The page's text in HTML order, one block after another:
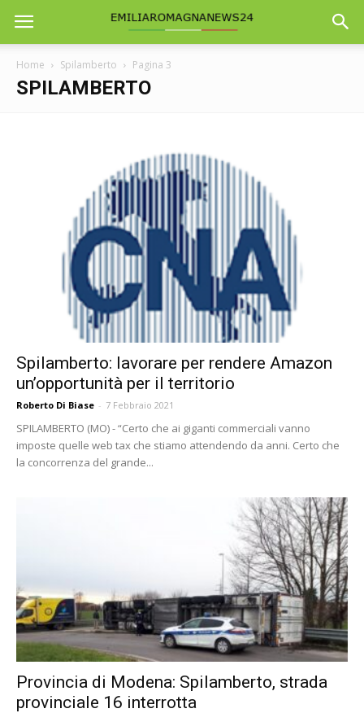
Home Spilamberto Pagina 3
SPILAMBERTO
Spilamberto: lavorare per rendere Amazon
un’opportunità per il territorio
Roberto Di Biase - 7 Febbraio 2021
SPILAMBERTO (MO) - “Certo che ai giganti commerciali vanno
imposte quelle web tax che stiamo attendendo da anni. Certo che
la concorrenza del grande...
Provincia di Modena: Spilamberto, strada
provinciale 16 interrotta